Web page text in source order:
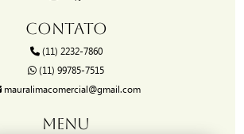
CONTATO
(11) 2232-7860
(11) 99785-7515
mauralimacomercial@gmail.com
MENU